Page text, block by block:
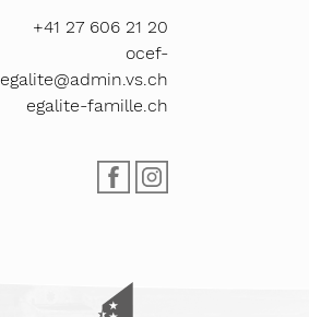
+41 27 606 21 20
ocef-
egalite@admin.vs.ch
egalite-famille.ch